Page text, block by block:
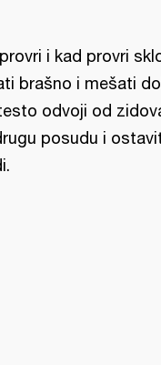
i kad provri
brašno i mešati
odvoji od
posudu i